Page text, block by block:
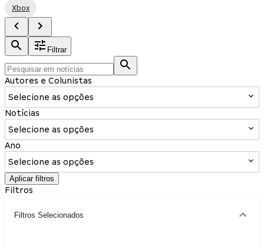
Xbox
Filtrar
Autores e Colunistas
Selecione as opções
Notícias
Selecione as opções
Ano
Selecione as opções
Aplicar filtros
Filtros
Filtros Selecionados